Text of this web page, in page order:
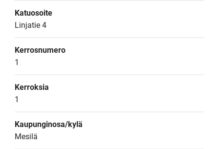
Katuosoite
Linjatie 4
Kerrosnumero
1
Kerroksia
1
Kaupunginosa/kylä
Mesilä